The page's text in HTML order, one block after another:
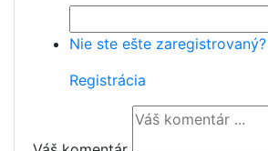
Nie ste ešte zaregistrovaný?
Registrácia